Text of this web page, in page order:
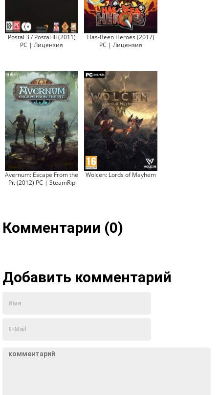
Postal 3 / Postal III (2011)
PC | Лицензия
Has-Been Heroes (2017)
PC | Лицензия
Avernum: Escape From the
Pit (2012) PC | SteamRip
Wolcen: Lords of Mayhem
Комментарии (0)
Добавить комментарий